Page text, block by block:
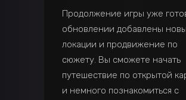
Продолжение игры уже
обновлении добавлены
локации и продвижение по
сюжету. Вы сможете начать
путешествие по открытой
и немного познакомиться с